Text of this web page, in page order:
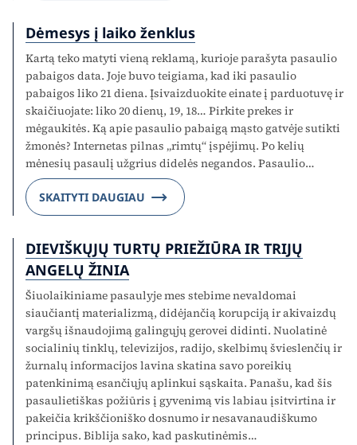
Dėmesys į laiko ženklus
Kartą teko matyti vieną reklamą, kurioje parašyta pasaulio
pabaigos data. Joje buvo teigiama, kad iki pasaulio
pabaigos liko 21 diena. Įsivaizduokite einate į parduotuvę ir
skaičiuojate: liko 20 dienų, 19, 18… Pirkite prekes ir
mėgaukitės. Ką apie pasaulio pabaigą mąsto gatvėje sutikti
žmonės? Internetas pilnas „rimtų“ įspėjimų. Po kelių
mėnesių pasaulį užgrius didelės negandos. Pasaulio…
SKAITYTI DAUGIAU
DIEVIŠKŲJŲ TURTŲ PRIEŽIŪRA IR TRIJŲ
ANGELŲ ŽINIA
Šiuolaikiniame pasaulyje mes stebime nevaldomai
siaučiantį materializmą, didėjančią korupciją ir akivaizdų
vargšų išnaudojimą galingųjų gerovei didinti. Nuolatinė
socialinių tinklų, televizijos, radijo, skelbimų švieslenčių ir
žurnalų informacijos lavina skatina savo poreikių
patenkinimą esančiųjų aplinkui sąskaita. Panašu, kad šis
pasaulietiškas požiūris į gyvenimą vis labiau įsitvirtina ir
pakeičia krikščioniško dosnumo ir nesavanaudiškumo
principus. Biblija sako, kad paskutinėmis…